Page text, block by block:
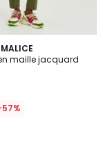
maille jacquard